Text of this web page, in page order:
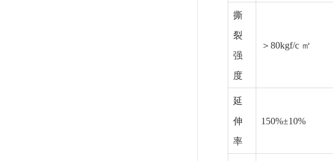
撕
裂
强
度
＞80kgf/c ㎡
延
伸
率
150%±10%